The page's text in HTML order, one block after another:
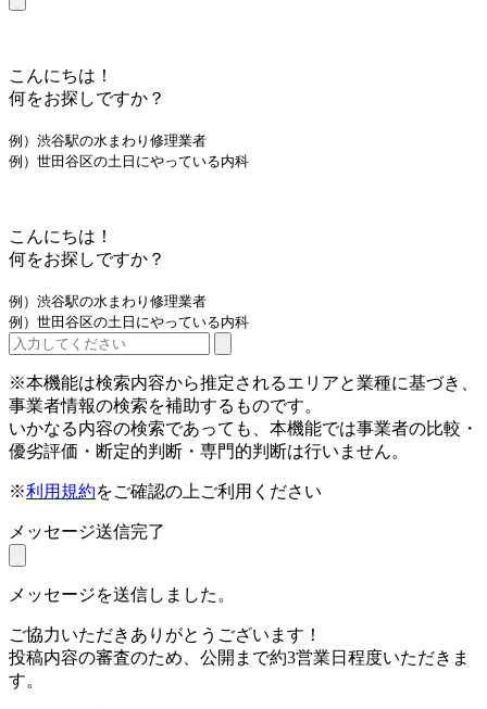
こんにちは！
何をお探しですか？
例）渋谷駅の水まわり修理業者
例）世田谷区の土日にやっている内科
こんにちは！
何をお探しですか？
例）渋谷駅の水まわり修理業者
例）世田谷区の土日にやっている内科
※本機能は検索内容から推定されるエリアと業種に基づき、
事業者情報の検索を補助するものです。
いかなる内容の検索であっても、本機能では事業者の比較・
優劣評価・断定的判断・専門的判断は行いません。
※利用規約をご確認の上ご利用ください
メッセージ送信完了
メッセージを送信しました。
ご協力いただきありがとうございます！
投稿内容の審査のため、公開まで約3営業日程度いただきま
す。